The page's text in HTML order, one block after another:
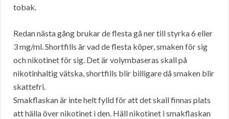
tobak.
Redan nästa gång brukar de flesta gå ner till styrka 6 eller
3 mg/ml. Shortfills är vad de flesta köper, smaken för sig
och nikotinet för sig. Det är volymbaseras skall på
nikotinhaltig vätska, shortfills blir billigare då smaken blir
skattefri.
Smakflaskan är inte helt fylld för att det skall finnas plats
att hälla över nikotinet i den. Häll nikotinet i smakflaskan